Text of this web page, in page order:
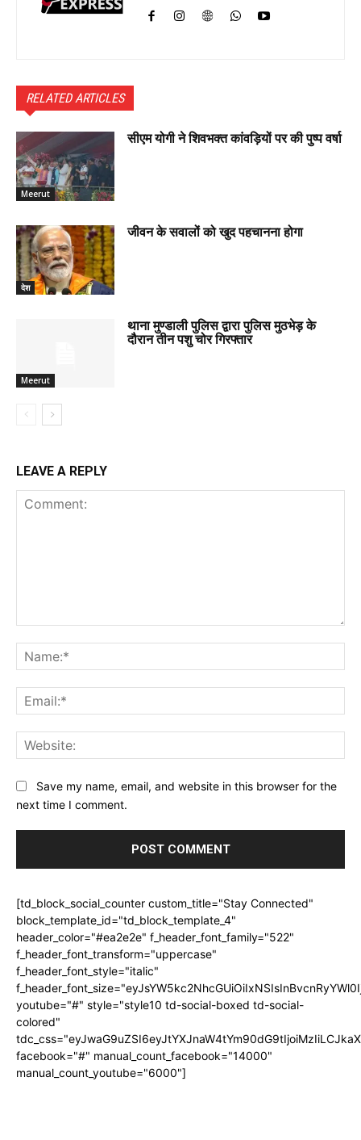
RELATED ARTICLES
Meerut
सीएम योगी ने शिवभक्त कांवड़ियों पर की पुष्प वर्षा
देश
जीवन के सवालों को खुद पहचानना होगा
Meerut
थाना मुण्डाली पुलिस द्वारा पुलिस मुठभेड़ के
दौरान तीन पशु चोर गिरफ्तार
LEAVE A REPLY
Save my name, email, and website in this browser for the
next time I comment.
[td_block_social_counter custom_title="Stay Connected"
block_template_id="td_block_template_4"
header_color="#ea2e2e" f_header_font_family="522"
f_header_font_transform="uppercase"
f_header_font_style="italic"
youtube="#" style="style10 td-social-boxed td-social-
colored"
facebook="#" manual_count_facebook="14000"
manual_count_youtube="6000"]